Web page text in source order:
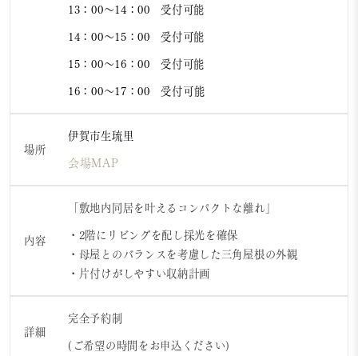
13：00～14：00 受付可能
14：00～15：00 受付可能
15：00～16：00 受付可能
16：00～17：00 受付可能
場所
伊賀市生琉里
会場MAP
内容
「敷地内同居を叶えるコンパクトな離れ」
・2階にリビングを配し採光を確保
・母屋とのバランスを考慮した三角屋根の外観
・片付けがしやすい収納計画
詳細
完全予約制
(ご希望の時間をお申込ください)